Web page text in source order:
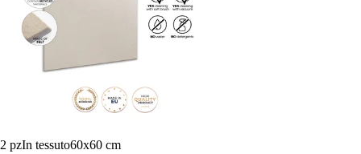
2 pzIn tessuto60x60 cm